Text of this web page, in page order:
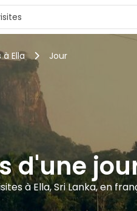
Ella Jour
d'une
à Ella, Sri Lanka, en